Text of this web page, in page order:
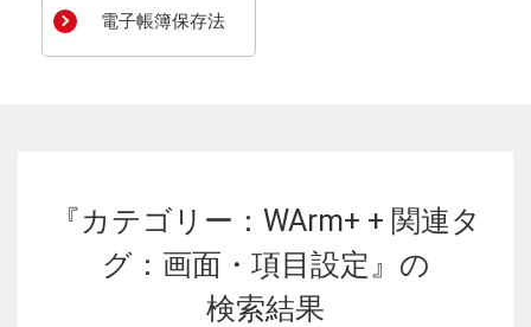
電子帳簿保存法
『カテゴリー：WArm+ + 関連タ
グ：画面・項目設定』の
検索結果